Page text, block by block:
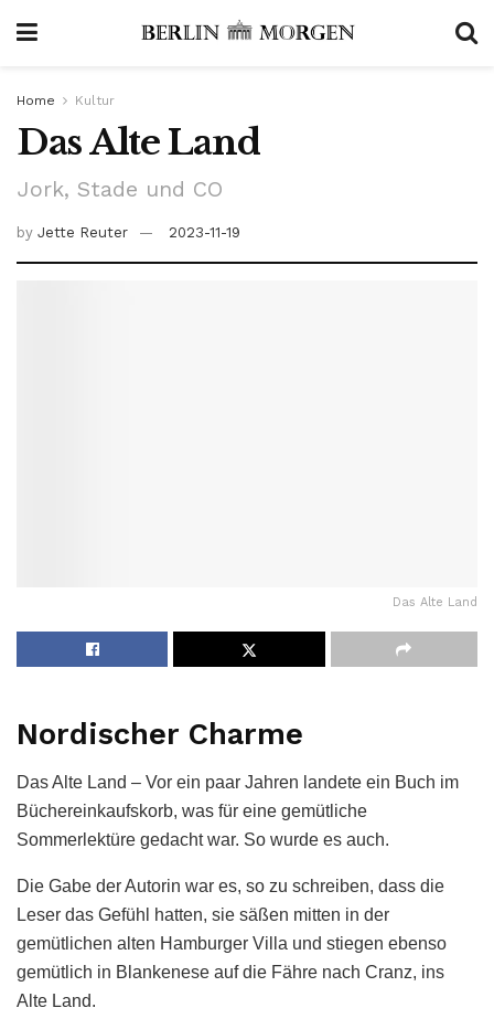
Home Kultur
Das Alte Land
Jork, Stade und CO
by Jette Reuter 2023-11-19
Das Alte Land
Nordischer Charme
Das Alte Land – Vor ein paar Jahren landete ein Buch im
Büchereinkaufskorb, was für eine gemütliche
Sommerlektüre gedacht war. So wurde es auch.
Die Gabe der Autorin war es, so zu schreiben, dass die
Leser das Gefühl hatten, sie säßen mitten in der
gemütlichen alten Hamburger Villa und stiegen ebenso
gemütlich in Blankenese auf die Fähre nach Cranz, ins
Alte Land.